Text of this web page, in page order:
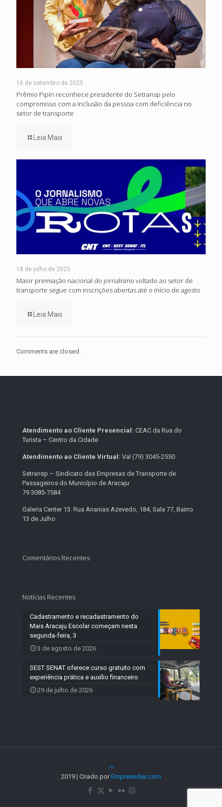
16 de setembro de 2025
Prêmio Pipiri reconhece presidente do Setransp pelo
compromisso com a inclusão da pessoa com deficiência no
setor de transporte
Leia Mais
18 de julho de 2025
Maior premiação nacional do jornalismo voltado ao setor de
transporte segue com inscrições abertas até o início de agosto
Leia Mais
Comments are closed.
Atendimento ao Cliente Presencial: CEAC da Rua do
Turista – Centro da Cidade
Atendimento ao Cliente Virtual: Val (79) 3045-2550
Setransp – Sindicato das Empresas de Transporte de
Passageiros do Município de Aracaju
79 3085-7584
Galeria Center 13. Rua Ananias Azevedo, 184, Sala 77, Bairro
13 de Julho
Comentários Recentes
Notícias Recentes
Cadastramento e recadastramento do
Mais Aracaju Escolar começam nesta
segunda-feira, 3
3 de agosto de 2026
SEST SENAT oferece curso gratuito com
experiência prática e auxílio financeiro
29 de julho de 2026
2019 | Criado porEmpreendex.com